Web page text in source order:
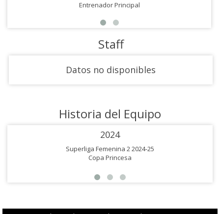
Entrenador Principal
Staff
Datos no disponibles
Historia del Equipo
2024
Superliga Femenina 2 2024-25
Copa Princesa